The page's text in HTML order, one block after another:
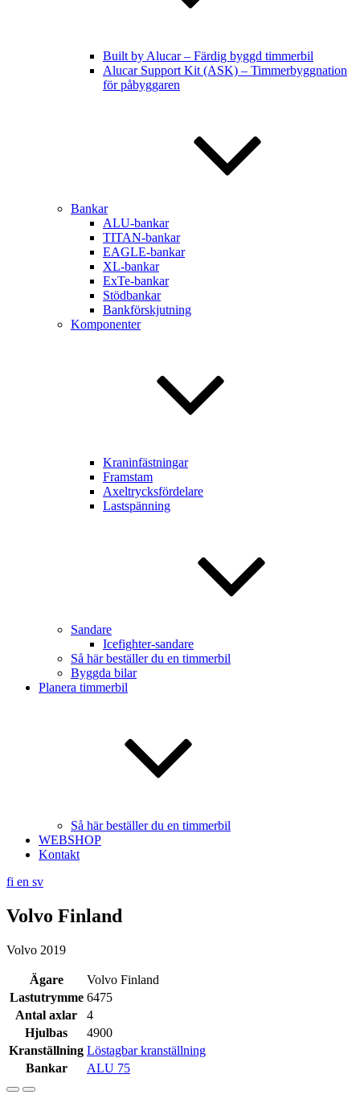
Built by Alucar – Färdig byggd timmerbil
Alucar Support Kit (ASK) – Timmerbyggnation
för påbyggaren
Bankar
ALU-bankar
TITAN-bankar
EAGLE-bankar
XL-bankar
ExTe-bankar
Stödbankar
Bankförskjutning
Komponenter
Kraninfästningar
Framstam
Axeltrycksfördelare
Lastspänning
Sandare
Icefighter-sandare
Så här beställer du en timmerbil
Byggda bilar
Planera timmerbil
Så här beställer du en timmerbil
WEBSHOP
Kontakt
fi en sv
Volvo Finland
Volvo 2019
Ägare
Volvo Finland
Lastutrymme 6475
Antal axlar
4
Hjulbas
4900
Kranställning Löstagbar kranställning
Bankar
ALU 75